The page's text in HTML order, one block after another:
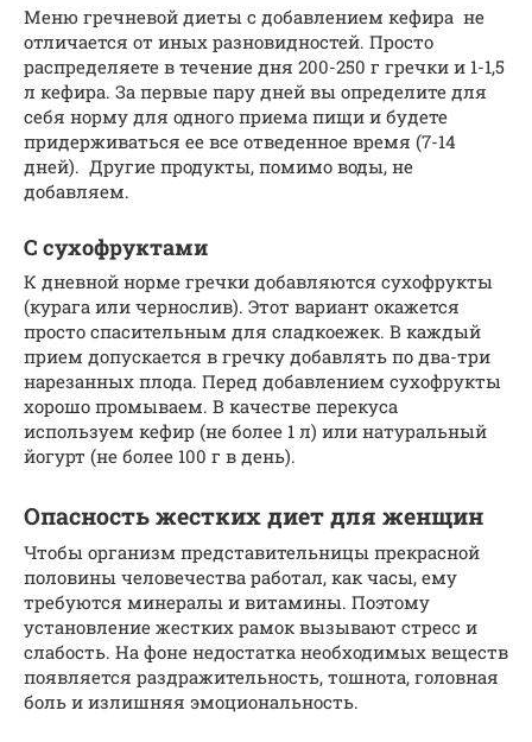
Меню гречневой диеты с добавлением кефира не
отличается от иных разновидностей. Просто
распределяете в течение дня 200-250 г гречки и 1-1,5
л кефира. За первые пару дней вы определите для
себя норму для одного приема пищи и будете
придерживаться ее все отведенное время (7-14
дней). Другие продукты, помимо воды, не
добавляем.
С сухофруктами
К дневной норме гречки добавляются сухофрукты
(курага или чернослив). Этот вариант окажется
просто спасительным для сладкоежек. В каждый
прием допускается в гречку добавлять по два-три
нарезанных плода. Перед добавлением сухофрукты
хорошо промываем. В качестве перекуса
используем кефир (не более 1 л) или натуральный
йогурт (не более 100 г в день).
Опасность жестких диет для женщин
Чтобы организм представительницы прекрасной
половины человечества работал, как часы, ему
требуются минералы и витамины. Поэтому
установление жестких рамок вызывают стресс и
слабость. На фоне недостатка необходимых веществ
появляется раздражительность, тошнота, головная
боль и излишняя эмоциональность.